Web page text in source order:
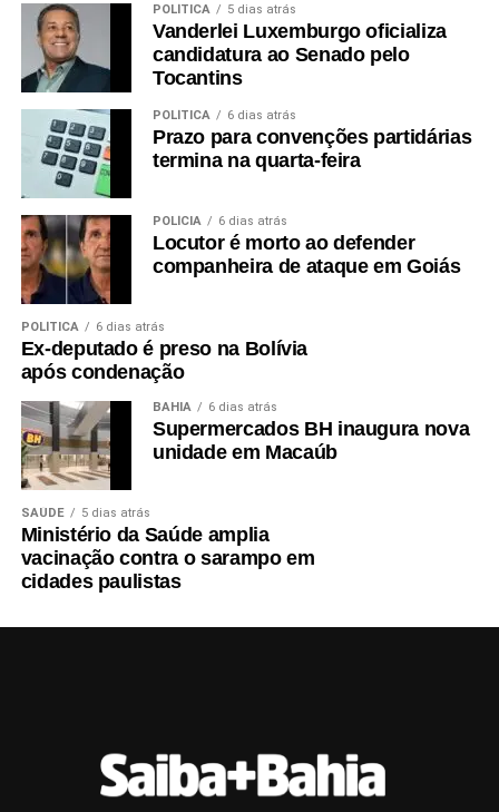
POLÍTICA 5 dias atrás
Vanderlei Luxemburgo oficializa
candidatura ao Senado pelo
Tocantins
POLÍTICA 6 dias atrás
Prazo para convenções partidárias
termina na quarta-feira
POLÍCIA 6 dias atrás
Locutor é morto ao defender
companheira de ataque em Goiás
POLÍTICA 6 dias atrás
Ex-deputado é preso na Bolívia
após condenação
BAHIA 6 dias atrás
Supermercados BH inaugura nova
unidade em Macaúb
SAÚDE 5 dias atrás
Ministério da Saúde amplia
vacinação contra o sarampo em
cidades paulistas